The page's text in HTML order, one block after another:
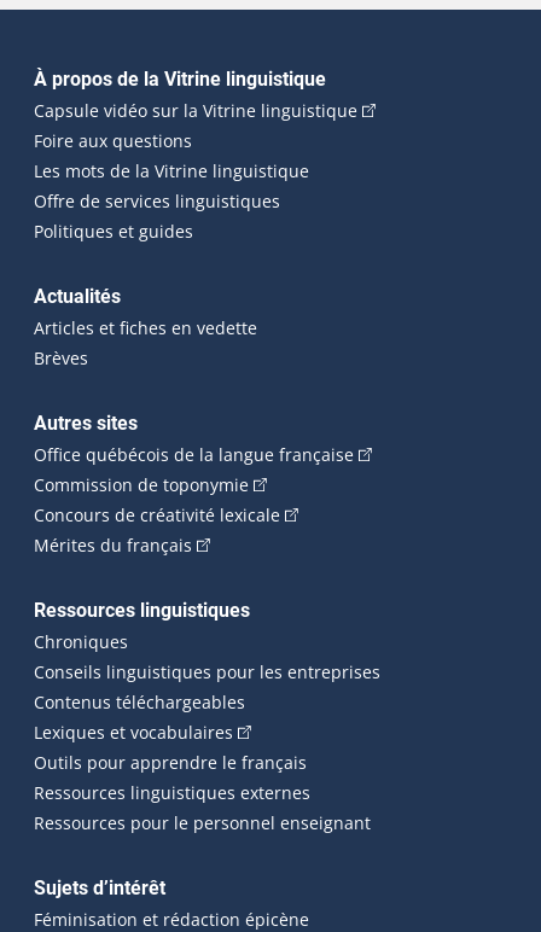
Navigation principale
À propos de la Vitrine linguistique
Capsule vidéo sur la Vitrine linguistique(Cet hyperlien
Foire aux questions
Les mots de la Vitrine linguistique
Offre de services linguistiques
Politiques et guides
Actualités
Articles et fiches en vedette
Brèves
Autres sites
Office québécois de la langue française(Cet hyperlien
Commission de toponymie(Cet hyperlien externe s'ouvrira
Concours de créativité lexicale(Cet hyperlien externe
Mérites du français (Cet hyperlien externe s'ouvrira dans une
Ressources linguistiques
Chroniques
Conseils linguistiques pour les entreprises
Contenus téléchargeables
Lexiques et vocabulaires (Cet hyperlien externe s'ouvrira
Outils pour apprendre le français
Ressources linguistiques externes
Ressources pour le personnel enseignant
Sujets d’intérêt
Féminisation et rédaction épicène